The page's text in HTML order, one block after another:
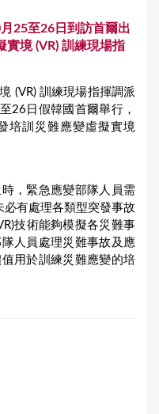
25至26日到訪首爾出
實境 (VR) 訓練現場指
(VR) 訓練現場指揮調派
26日假韓國首爾舉行，
培訓災難應變虛擬實境
，緊急應變部隊人員需
有處理各類型突發事故
技術能夠模擬各災難事
人員處理災難事故及應
用於訓練災難應變的培